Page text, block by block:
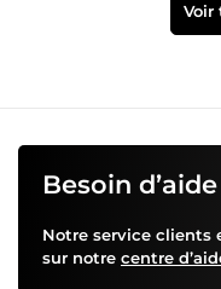
Voir
Besoin d’aide
Notre service clients
sur notre centre